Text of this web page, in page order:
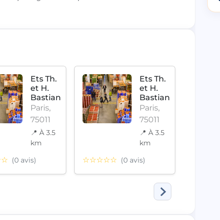
Ets Th.
et H.
Bastian
Paris,
75011
📍 À 3.5
km
(0 avis)
Ets Th.
et H.
Bastian
Paris,
75011
📍 À 3.5
km
☆☆☆☆☆ (0 avis)